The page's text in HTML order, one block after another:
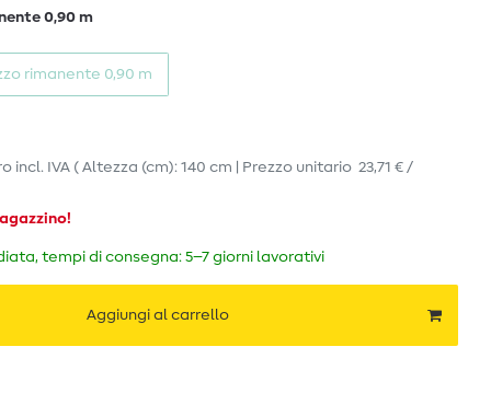
0,90 m
rimanente 0,90 m
incl. IVA ( Altezza (cm): 140 cm | Prezzo unitario 23,71 € /
tempi di consegna: 5–7 giorni lavorativi
Aggiungi al carrello